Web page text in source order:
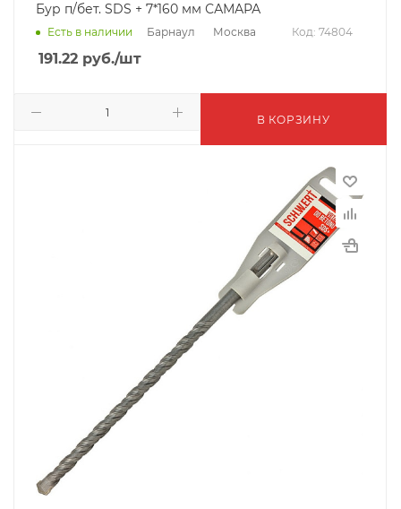
Бур п/бет. SDS + 7*160 мм САМАРА
Есть в наличии Барнаул Москва Код: 74804
191.22 руб./шт
В КОРЗИНУ